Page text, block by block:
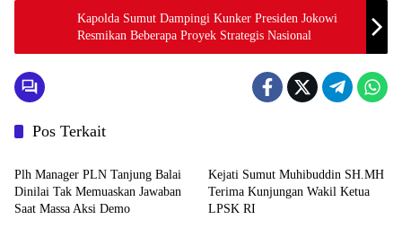
Kapolda Sumut Dampingi Kunker Presiden Jokowi
Resmikan Beberapa Proyek Strategis Nasional
Pos Terkait
Berita
Plh Manager PLN Tanjung Balai
Dinilai Tak Memuaskan Jawaban
Saat Massa Aksi Demo
Kejati Sumut Muhibuddin SH.MH
Terima Kunjungan Wakil Ketua
LPSK RI
Berita Berita